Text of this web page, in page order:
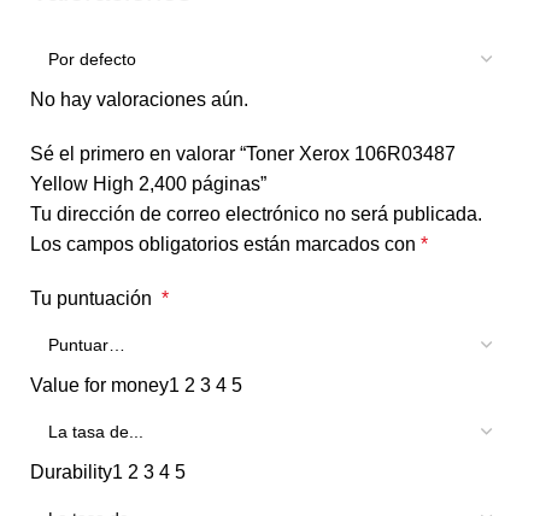
No hay valoraciones aún.
Sé el primero en valorar “Toner Xerox 106R03487
Yellow High 2,400 páginas”
Tu dirección de correo electrónico no será publicada.
Los campos obligatorios están marcados con *
Tu puntuación *
Value for money1 2 3 4 5
Durability1 2 3 4 5